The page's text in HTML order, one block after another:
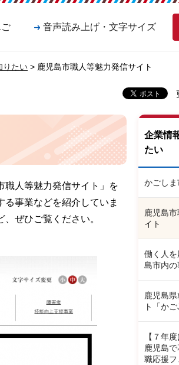
音声読み上げ・文字サイズ
りたい > 鹿児島市職人等魅力発信サイト
職人等魅力発信サイト」を
事業などを紹介していま
ぜひご覧ください。
企業情
たい
かごし
鹿児島
イト
働く人を
島市内
鹿児島
ト「かご
【７年
鹿児島
職応援